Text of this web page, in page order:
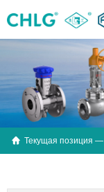
 Текущая позиция —